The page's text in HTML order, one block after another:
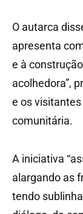
O autarca
apresenta
e à
acolhedora”,
e os
comunitária.
A iniciativa
alargando as
tendo